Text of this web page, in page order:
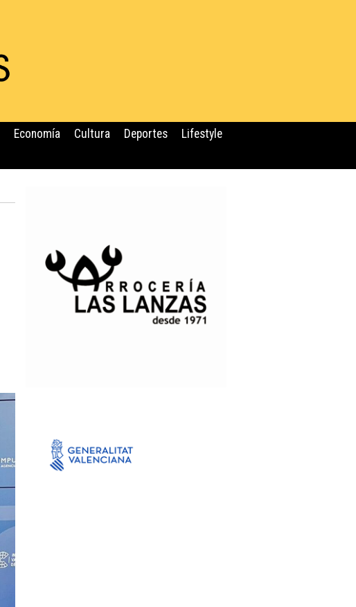
Economía Cultura Deportes
Lifestyle